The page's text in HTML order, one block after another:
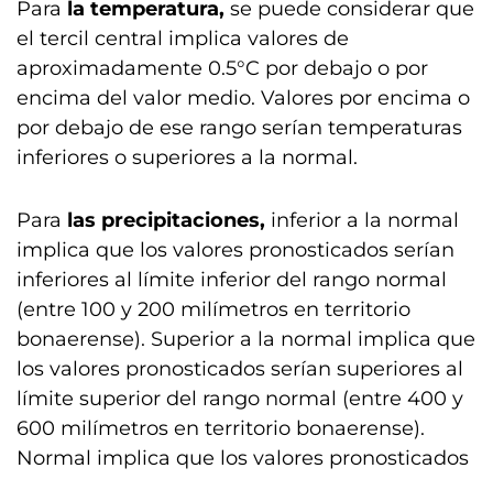
Para la temperatura, se puede considerar que
el tercil central implica valores de
aproximadamente 0.5°C por debajo o por
encima del valor medio. Valores por encima o
por debajo de ese rango serían temperaturas
inferiores o superiores a la normal.
Para las precipitaciones, inferior a la normal
implica que los valores pronosticados serían
inferiores al límite inferior del rango normal
(entre 100 y 200 milímetros en territorio
bonaerense). Superior a la normal implica que
los valores pronosticados serían superiores al
límite superior del rango normal (entre 400 y
600 milímetros en territorio bonaerense).
Normal implica que los valores pronosticados